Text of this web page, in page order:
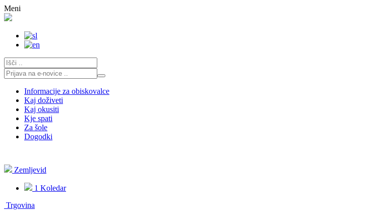
Skoči
na
Meni
Informacije za obiskovalce
Kaj doživeti
Kaj okusiti
Kje spati
Za šole
Dogodki
Zemljevid
1 Koledar
Trgovina